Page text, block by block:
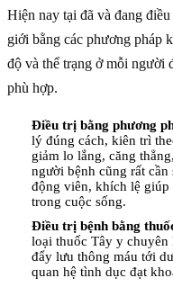
Hiện nay tại đã và đang
giới bằng các phương pháp
độ và thể trạng ở mỗi người
phù hợp.
Điều trị bằng phương
lý đúng cách, kiên trì
giảm lo lắng, căng
người bệnh cũng rất
động viên, khích lệ giúp
trong cuộc sống.
Điều trị bệnh bằng
loại thuốc Tây y chuyên
đẩy lưu thông máu tới
quan hệ tình dục đạt